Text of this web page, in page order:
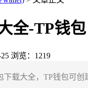
全-TP钱
浏览：1219
下载大全，TP钱包可